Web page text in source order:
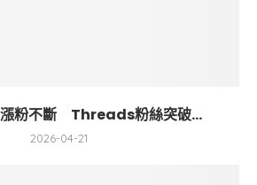
漲粉不斷 Threads粉絲突破...
2026-04-21